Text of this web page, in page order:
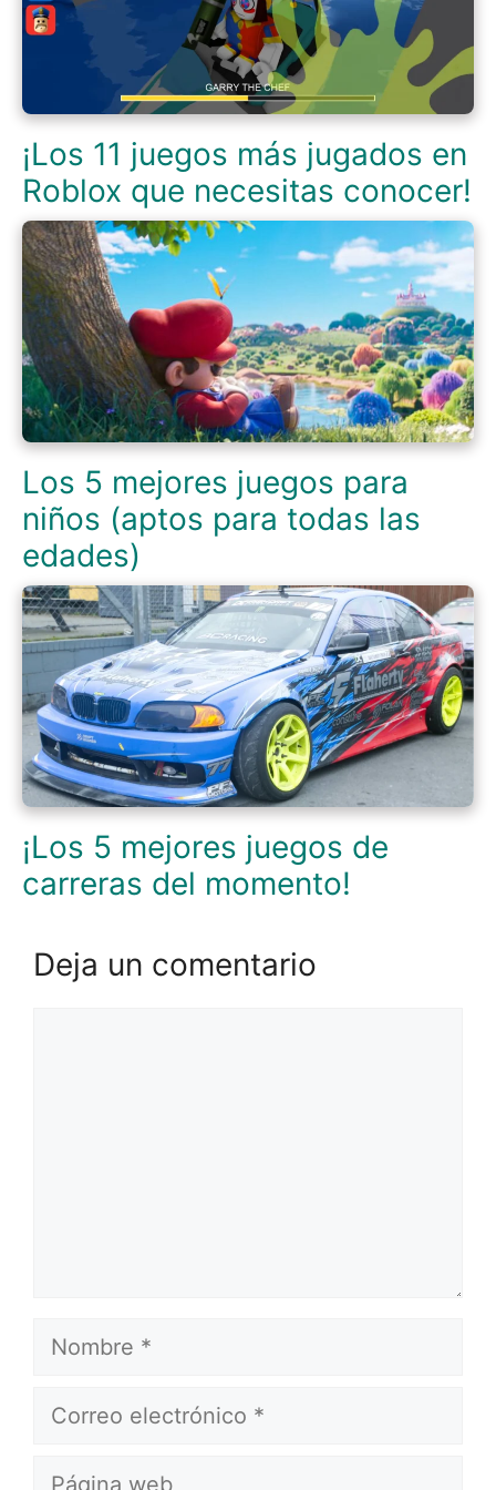
¡Los 11 juegos más jugados en
Roblox que necesitas conocer!
Los 5 mejores juegos para
niños (aptos para todas las
edades)
¡Los 5 mejores juegos de
carreras del momento!
Deja un comentario
Nombre
Correo
Página